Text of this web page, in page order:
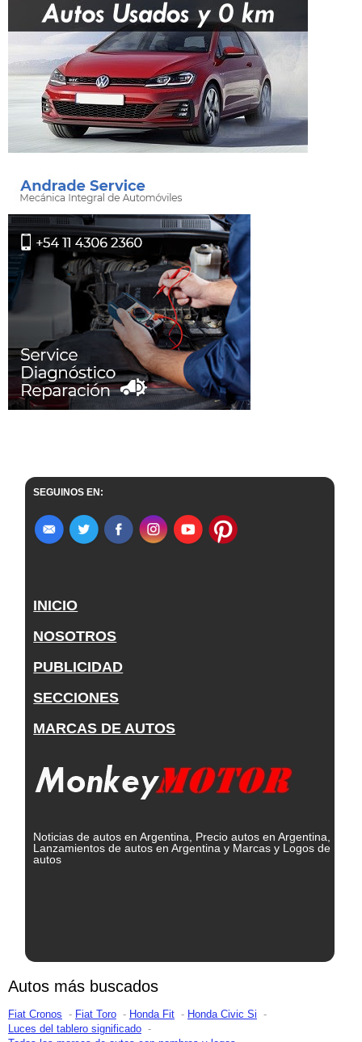
SEGUINOS EN:
INICIO
NOSOTROS
PUBLICIDAD
SECCIONES
MARCAS DE AUTOS
Noticias de autos en Argentina, Precio autos en Argentina,
Lanzamientos de autos en Argentina y Marcas y Logos de
autos
Autos más buscados
Fiat Cronos Fiat Toro Honda Fit
Honda Civic Si
Luces del tablero significado